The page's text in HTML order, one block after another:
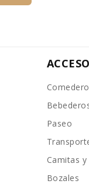
Paseo
Camitas
Bozales